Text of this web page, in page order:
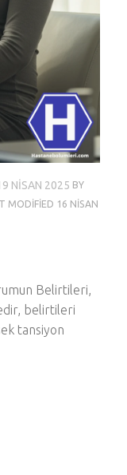
NISAN 2025 BY
MODIFIED 16 NISAN
Belirtileri,
belirtileri
tansiyon